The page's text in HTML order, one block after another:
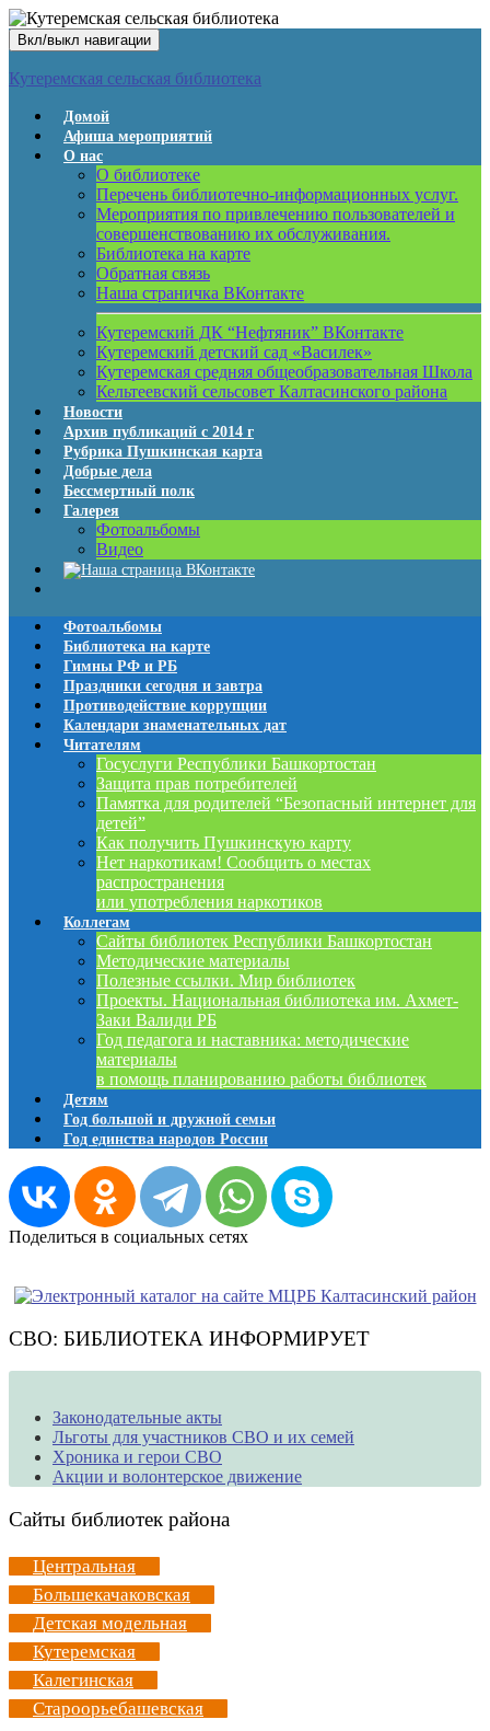
Вкл/выкл навигации
Кутеремская сельская библиотека
Домой
Афиша мероприятий
О нас
О библиотеке
Перечень библиотечно-информационных услуг.
Мероприятия по привлечению пользователей и
совершенствованию их обслуживания.
Библиотека на карте
Обратная связь
Наша страничка ВКонтакте
Кутеремский ДК “Нефтяник” ВКонтакте
Кутеремский детский сад «Василек»
Кутеремская средняя общеобразовательная Школа
Кельтеевский сельсовет Калтасинского района
Новости
Архив публикаций с 2014 г
Рубрика Пушкинская карта
Добрые дела
Бессмертный полк
Галерея
Фотоальбомы
Видео
Фотоальбомы
Библиотека на карте
Гимны РФ и РБ
Праздники сегодня и завтра
Противодействие коррупции
Календари знаменательных дат
Читателям
Госуслуги Республики Башкортостан
Защита прав потребителей
Памятка для родителей “Безопасный интернет для
детей”
Как получить Пушкинскую карту
Нет наркотикам! Сообщить о местах
распространения
или употребления наркотиков
Коллегам
Сайты библиотек Республики Башкортостан
Методические материалы
Полезные ссылки. Мир библиотек
Проекты. Национальная библиотека им. Ахмет-
Заки Валиди РБ
Год педагога и наставника: методические
материалы
в помощь планированию работы библиотек
Детям
Год большой и дружной семьи
Год единства народов России
Поделиться в социальных сетях
СВО: БИБЛИОТЕКА ИНФОРМИРУЕТ
Законодательные акты
Льготы для участников СВО и их семей
Хроника и герои СВО
Акции и волонтерское движение
Сайты библиотек района
Центральная
Большекачаковская
Детская модельная
Кутеремская
Калегинская
Староорьебашевская